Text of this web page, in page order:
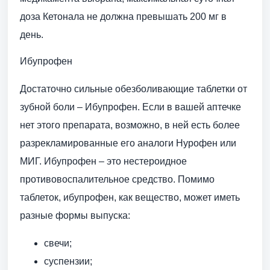
доза Кетонала не должна превышать 200 мг в
день.
Ибупрофен
Достаточно сильные обезболивающие таблетки от
зубной боли – Ибупрофен. Если в вашей аптечке
нет этого препарата, возможно, в ней есть более
разрекламированные его аналоги Нурофен или
МИГ. Ибупрофен – это нестероидное
противовоспалительное средство. Помимо
таблеток, ибупрофен, как вещество, может иметь
разные формы выпуска:
свечи;
суспензии;